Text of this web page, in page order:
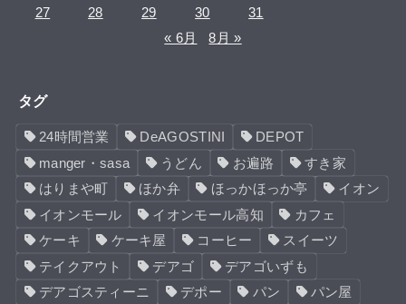
27
28 29 30
31
« 6月
8月 »
タグ
24時間営業 DeAGOSTINI
DEPOT
manger・sasa
うどん お遍路
すき家
はりまや町
ほか弁 ほっかほっか亭
イオン
イオンモール
イオンモール高知
カフェ
ケーキ
ケーキ屋 コーヒー
スイーツ
テイクアウト
デアゴ
デアゴいずも
デアゴスティーニ
デポー パン
パン屋